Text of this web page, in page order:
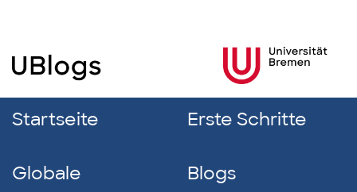
Startseite Erste Schritte
Globale
Blogs